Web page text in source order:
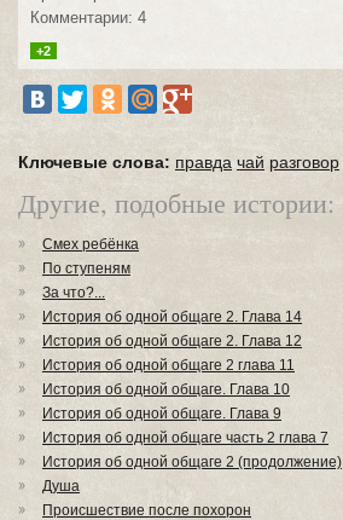
Комментарии: 4
+2
Ключевые слова: правда чай разговор
Другие, подобные истории:
Смех ребёнка
По ступеням
За что?...
История об одной общаге 2. Глава 14
История об одной общаге 2. Глава 12
История об одной общаге 2 глава 11
История об одной общаге. Глава 10
История об одной общаге. Глава 9
История об одной общаге часть 2 глава 7
История об одной общаге 2 (продолжение)
Душа
Происшествие после похорон